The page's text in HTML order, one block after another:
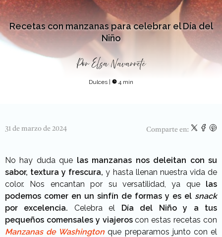
Recetas con manzanas para celebrar el Día del
Niño
Por Elsa Navarrete
Dulces 4 min
31 de marzo de 2024 Comparte en:
No hay duda que las manzanas nos deleitan con su
sabor, textura y frescura, y hasta llenan nuestra vida de
color. Nos encantan por su versatilidad, ya que las
podemos comer en un sinfín de formas y es el snack
por excelencia. Celebra el
Día del Niño y a tus
pequeños comensales y viajeroscon estas recetas con
Manzanas de Washington que preparamos junto con el